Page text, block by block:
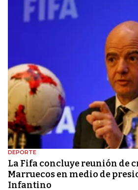
DEPORTE
La Fifa concluye reunión de
Marruecos en medio de
Infantino